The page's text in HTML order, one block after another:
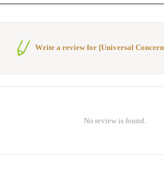
Write a review for [Universal
No review is found.